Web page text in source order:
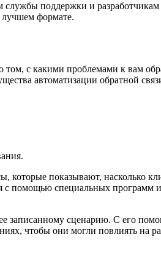
службы поддержки и
лучшем формате.
том, с какими проблемами к вам
автоматизации обратной
которые показывают, насколько
помощью специальных программ и
записанному сценарию. С его
чтобы они могли повлиять на